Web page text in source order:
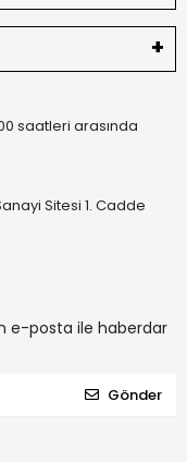
saatleri arasında
Sitesi 1. Cadde
e-posta ile haberdar
Gönder